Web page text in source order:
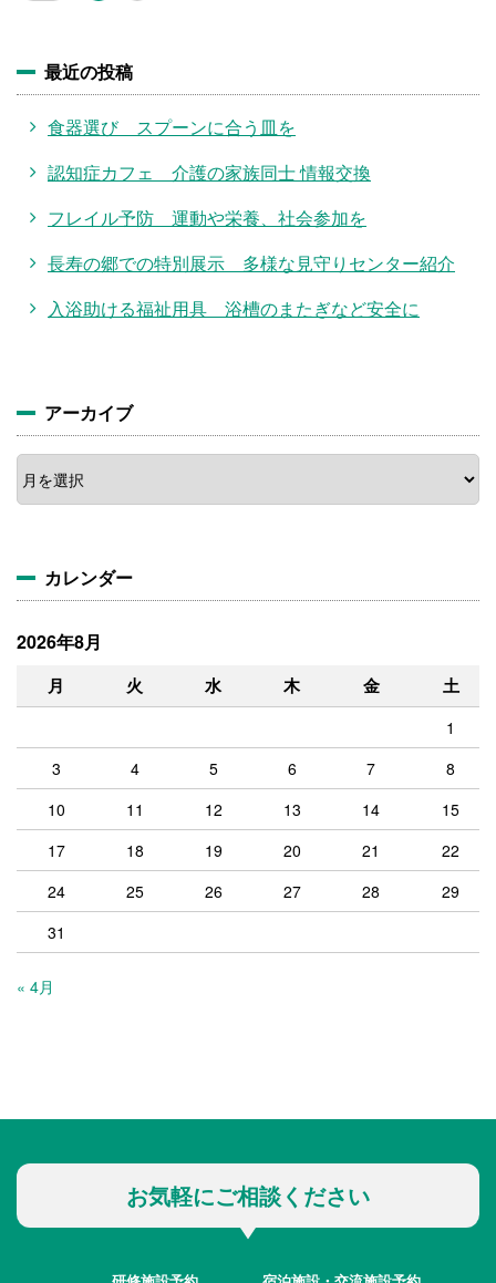
最近の投稿
食器選び スプーンに合う皿を
認知症カフェ 介護の家族同士 情報交換
フレイル予防 運動や栄養、社会参加を
長寿の郷での特別展示 多様な見守りセンター紹介
入浴助ける福祉用具 浴槽のまたぎなど安全に
アーカイブ
カレンダー
2026年8月
月 火 水 木 金 土
1
3
4 5 6 7
8
10
11 12 13 14
15
17
18 19 20 21
22
24
25 26 27 28
29
31
« 4月
お気軽にご相談ください